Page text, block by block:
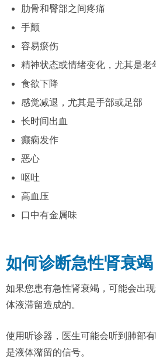
肋骨和臀部之间疼痛
手颤
容易瘀伤
精神状态或情绪变化，尤其是老
食欲下降
感觉减退，尤其是手部或足部
长时间出血
癫痫发作
恶心
呕吐
高血压
口中有金属味
如何诊断急性肾衰竭
如果您患有急性肾衰竭，可能会出
体液滞留造成的。
使用听诊器，医生可能会听到肺部
是液体潴留的信号。